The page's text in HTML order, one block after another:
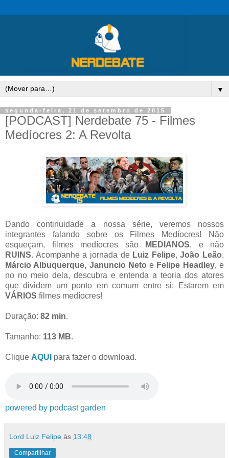
▼
segunda-feira, 21 de setembro de 2015
[PODCAST] Nerdebate 75 - Filmes
Medíocres 2: A Revolta
Dando continuidade a nossa série, veremos nossos
integrantes falando sobre os Filmes Medíocres!
Não
esqueçam, filmes medíocres sãoMEDIANOS, e não
RUINS. Acompanhe a jornada de Luiz Felipe, João Leão,
Márcio Albuquerque, Januncio Neto e Felipe Headley, e
no no meio dela, descubra e entenda a teoria dos atores
que dividem um ponto em comum entre si: Estarem em
VÁRIOS filmes medíocres!
Duração: 82 min.
Tamanho: 113 MB.
Clique AQUI para fazer o download.
powered by podcast garden
Lord Luiz Felipe às 13:48
Compartilhar